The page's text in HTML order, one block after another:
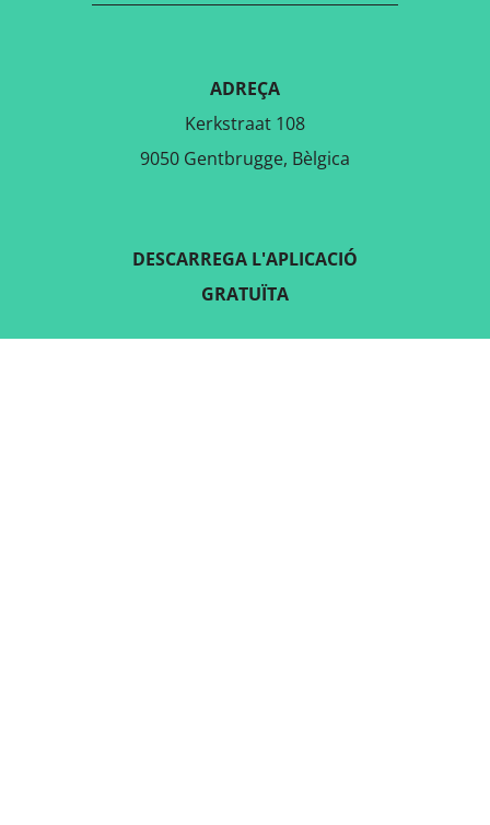
ADREÇA
Kerkstraat 108
9050 Gentbrugge, Bèlgica
DESCARREGA L'APLICACIÓ
GRATUÏTA